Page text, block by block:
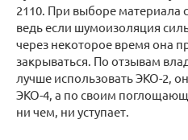
2110. При выборе материала
ведь если шумоизоляция
через некоторое время она
закрываться. По отзывам
лучше использовать ЭКО-2,
ЭКО-4, а по своим
ни чем, ни уступает.